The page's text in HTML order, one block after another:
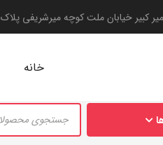
خیابان ملت کوچه میرشریفی پلاک 2 واحد 7
خانه
Products
search